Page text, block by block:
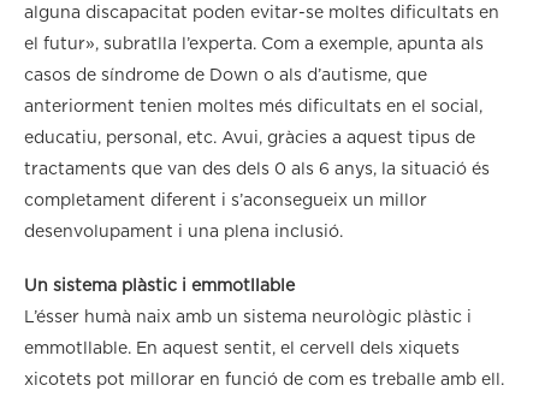
alguna discapacitat poden evitar-se moltes dificultats en
el futur», subratlla l’experta. Com a exemple, apunta als
casos de síndrome de Down o als d’autisme, que
anteriorment tenien moltes més dificultats en el social,
educatiu, personal, etc. Avui, gràcies a aquest tipus de
tractaments que van des dels 0 als 6 anys, la situació és
completament diferent i s’aconsegueix un millor
desenvolupament i una plena inclusió.
Un sistema plàstic i emmotllable
L’ésser humà naix amb un sistema neurològic plàstic i
emmotllable. En aquest sentit, el cervell dels xiquets
xicotets pot millorar en funció de com es treballe amb ell.